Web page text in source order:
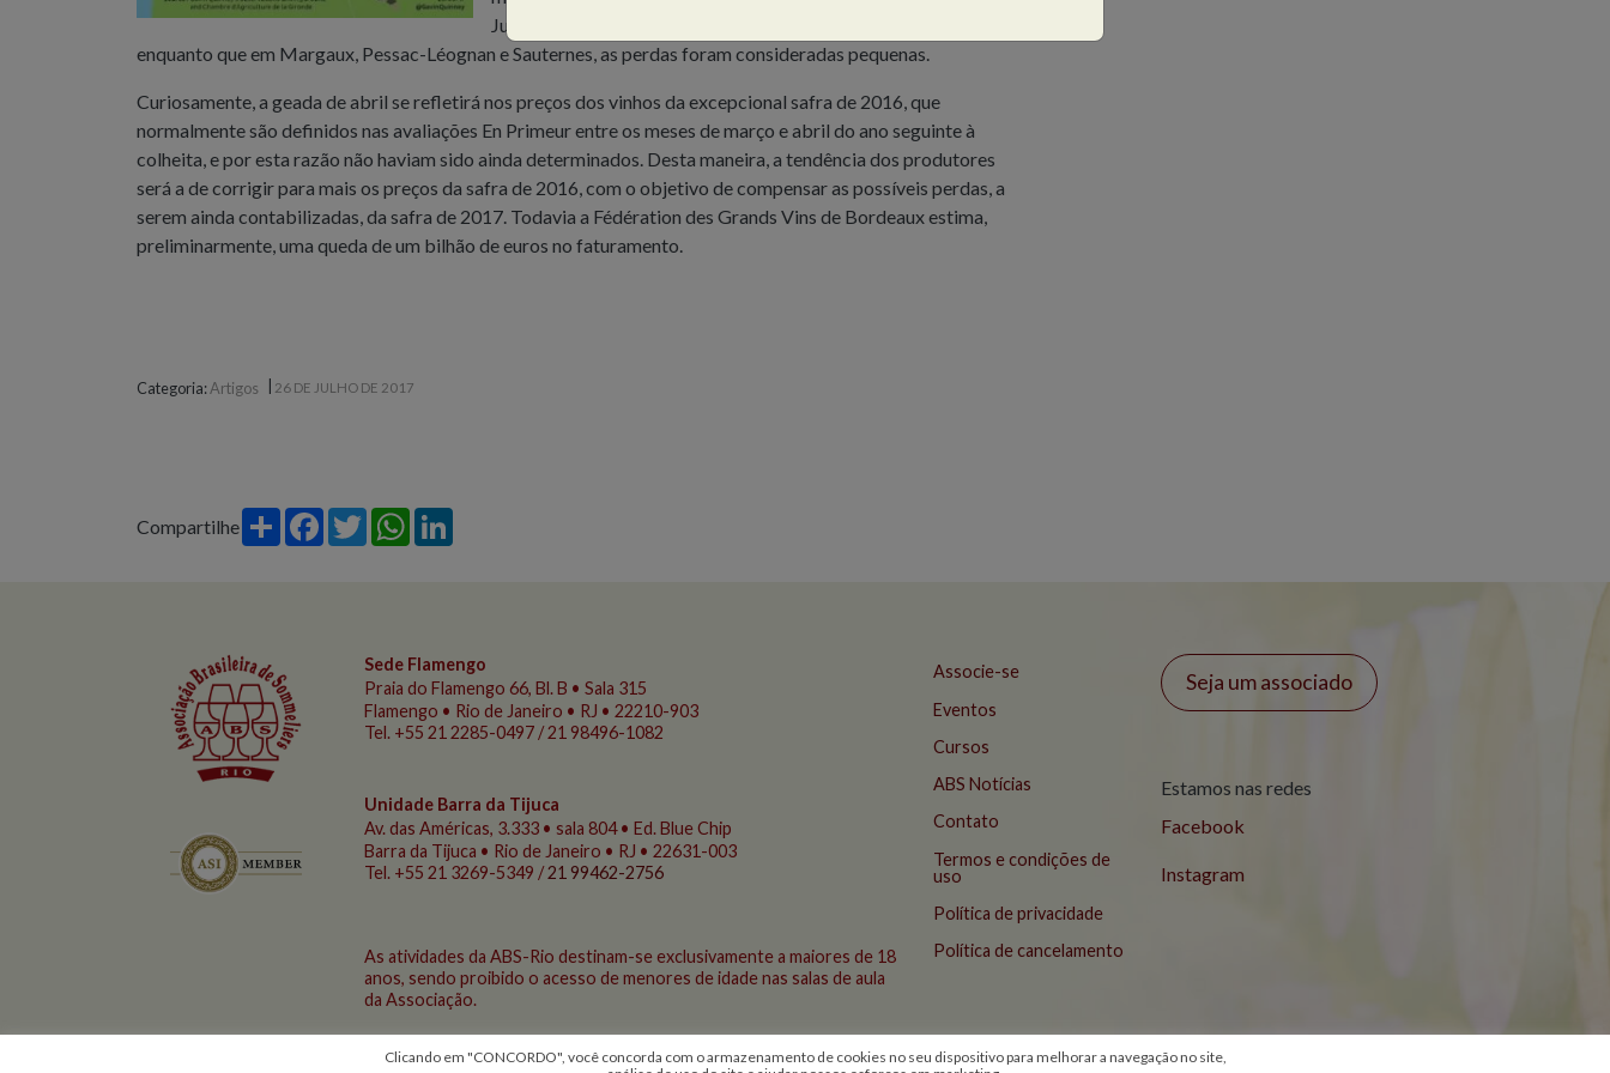
Julien passaram praticamente incólumes às forças da natureza,
enquanto que em Margaux, Pessac-Léognan e Sauternes, as perdas foram consideradas pequenas.
Curiosamente, a geada de abril se refletirá nos preços dos vinhos da excepcional safra de 2016, que
normalmente são definidos nas avaliações En Primeur entre os meses de março e abril do ano seguinte à
colheita, e por esta razão não haviam sido ainda determinados. Desta maneira, a tendência dos produtores
será a de corrigir para mais os preços da safra de 2016, com o objetivo de compensar as possíveis perdas, a
serem ainda contabilizadas, da safra de 2017. Todavia a Fédération des Grands Vins de Bordeaux estima,
preliminarmente, uma queda de um bilhão de euros no faturamento.
Categoria:Artigos 26 DE JULHO DE 2017
Compartilhe Share Facebook
TwitterWhatsApp
Sede Flamengo
Praia do Flamengo 66, Bl. B • Sala 315
Flamengo • Rio de Janeiro • RJ • 22210-903
Tel. +55 21 2285-0497 / 21 98496-1082
Unidade Barra da Tijuca
Av. das Américas, 3.333 • sala 804 • Ed. Blue Chip
Barra da Tijuca • Rio de Janeiro • RJ • 22631-003
Tel. +55 21 3269-5349 /21 99462-2756
As atividades da ABS-Rio destinam-se exclusivamente a maiores de 18
anos, sendo proibido o acesso de menores de idade nas salas de aula
da Associação.
Associe-se
Eventos
Cursos
ABS Notícias
Contato
Termos e condições de
uso
Política de privacidade
Política de cancelamento
Seja um associado
Estamos nas redes
Facebook
Instagram
Clicando em "CONCORDO", você concorda com o armazenamento de cookies no seu dispositivo para melhorar a navegação no site,